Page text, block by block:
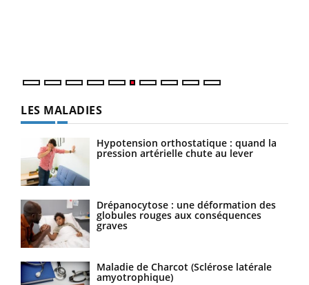
LES MALADIES
Hypotension orthostatique : quand la
pression artérielle chute au lever
Drépanocytose : une déformation des
globules rouges aux conséquences
graves
Maladie de Charcot (Sclérose latérale
amyotrophique)